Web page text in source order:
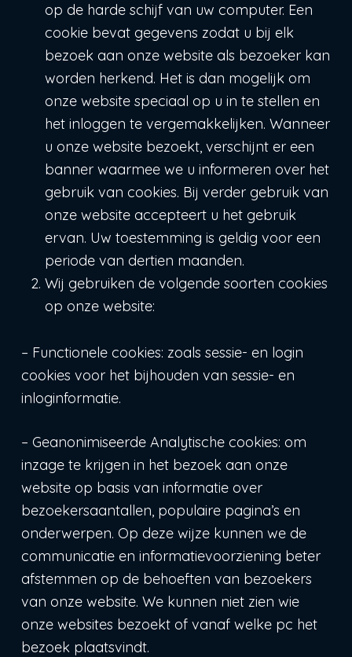
op de harde schijf van uw computer. Een
cookie bevat gegevens zodat u bij elk
bezoek aan onze website als bezoeker kan
worden herkend. Het is dan mogelijk om
onze website speciaal op u in te stellen en
het inloggen te vergemakkelijken. Wanneer
u onze website bezoekt, verschijnt er een
banner waarmee we u informeren over het
gebruik van cookies. Bij verder gebruik van
onze website accepteert u het gebruik
ervan. Uw toestemming is geldig voor een
periode van dertien maanden.
Wij gebruiken de volgende soorten cookies
op onze website:
– Functionele cookies: zoals sessie- en login
cookies voor het bijhouden van sessie- en
inloginformatie.
– Geanonimiseerde Analytische cookies: om
inzage te krijgen in het bezoek aan onze
website op basis van informatie over
bezoekersaantallen, populaire pagina’s en
onderwerpen. Op deze wijze kunnen we de
communicatie en informatievoorziening beter
afstemmen op de behoeften van bezoekers
van onze website. We kunnen niet zien wie
onze websites bezoekt of vanaf welke pc het
bezoek plaatsvindt.